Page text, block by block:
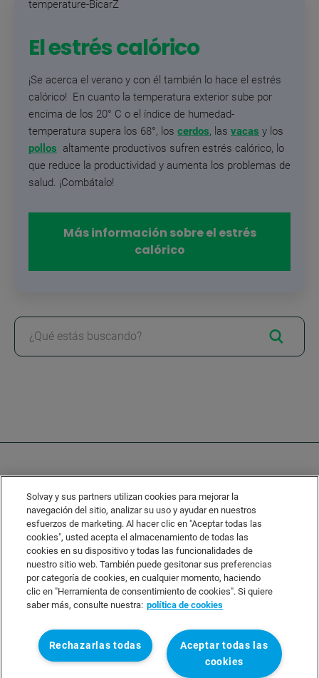
El estrés calórico
¡Se acerca el verano y con él también lo hace el estrés
calórico! En cuanto la temperatura exterior sube por
encima de los 20° C o el índice de humedad-
temperatura supera los 68°, los cerdos, las vacas y los
pollos altamente productivos sufren estrés calórico, lo
que reduce la productividad y aumenta los problemas de
salud. ¡Combátalo!
Más información sobre el estrés
calórico
Solvay's Privacy & Cookie Policy
Disclaimer
Terms and Conditions and Legal Notice
Sitemap
Linkedin
Twitter
wechat
Instagram
Facebook
Youtube
Solvay y sus partners utilizan cookies para mejorar la
navegación del sitio, analizar su uso y ayudar en nuestros
esfuerzos de marketing. Al hacer clic en "Aceptar todas las
cookies", usted acepta el almacenamiento de todas las
cookies en su dispositivo y todas las funcionalidades de
nuestro sitio web. También puede gesitonar sus preferencias
por categoría de cookies, en cualquier momento, haciendo
clic en "Herramienta de consentimiento de cookies". Si quiere
saber más, consulte nuestra: política de cookies
Aceptar todas las
cookies
Rechazarlas todas